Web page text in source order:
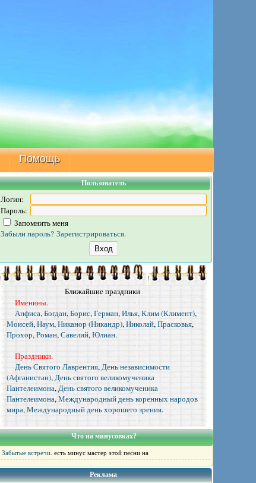
Помощь
Пользователь
Логин:
Пароль:
Запомнить меня
Забыли пароль? Зарегистрироваться.
Ближайшие праздники
Именины.
Анфиса,Богдан,Борис,Герман,Илья,Клим (Климент),
Моисей,Наум,Никанор (Никандр),Николай,Прасковья,
Прохор,Роман,Савелий,Юлиан.
Праздники.
День Святого Лаврентия,День независимости
(Афганистан),День святого великомученика
Пантелеимона,День святого великомученика
Пантелеимона,Международный день коренных народов
мира,Международный день хорошего зрения.
Что на минусовках?
Забытые встречи. есть минус мастер этой песни на
Реклама